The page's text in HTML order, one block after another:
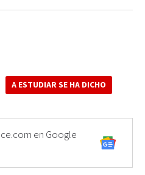
A ESTUDIAR SE HA DICHO
en Google